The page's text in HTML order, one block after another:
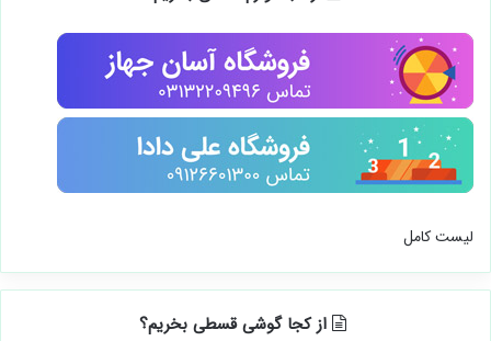
لیست کامل
از کجا گوشی قسطی بخریم؟